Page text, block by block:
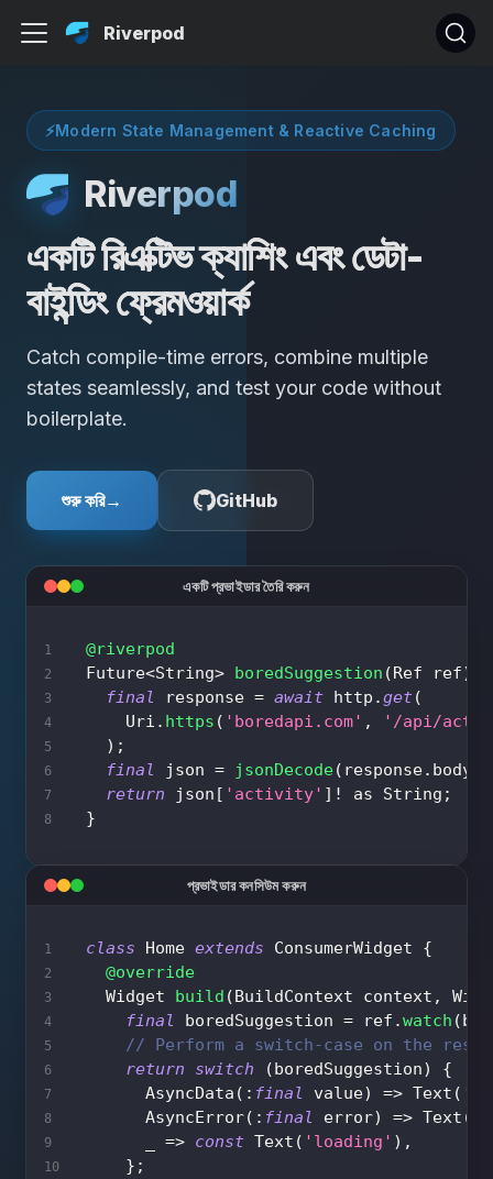
Riverpod
⚡Modern State Management & Reactive Caching
Riverpod
একটি রিএক্টিভ ক্যাশিং এবং ডেটা-
বাইন্ডিং ফ্রেমওয়ার্ক
Catch compile-time errors, combine multiple
states seamlessly, and test your code without
boilerplate.
শুরু করি→ GitHub
একটি প্রভাইডার তৈরি করুন
@riverpod
Future<String> boredSuggestion (Ref ref)
final
response = await http .get(
Uri . https ( 'boredapi.com' ,
'/api/
) ;
final
json = jsonDecode( response. body
return json [ 'activity' ] ! as String ;
}
প্রভাইডার কনসিউম করুন
class Home extends ConsumerWidget
{
@override
Widget
build (BuildContext context ,
final
boredSuggestion = ref .watch (
// Perform a switch-case on the
return
switch (boredSuggestion)
{
AsyncData ( : final value) => Text (
AsyncError( : final error) => Text (
      _
=> const Text ( 'loading' ) ,
} ;